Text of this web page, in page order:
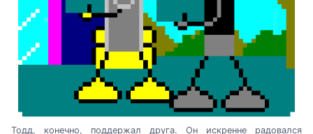
Тодд, конечно, поддержал друга. Он искренне радовался